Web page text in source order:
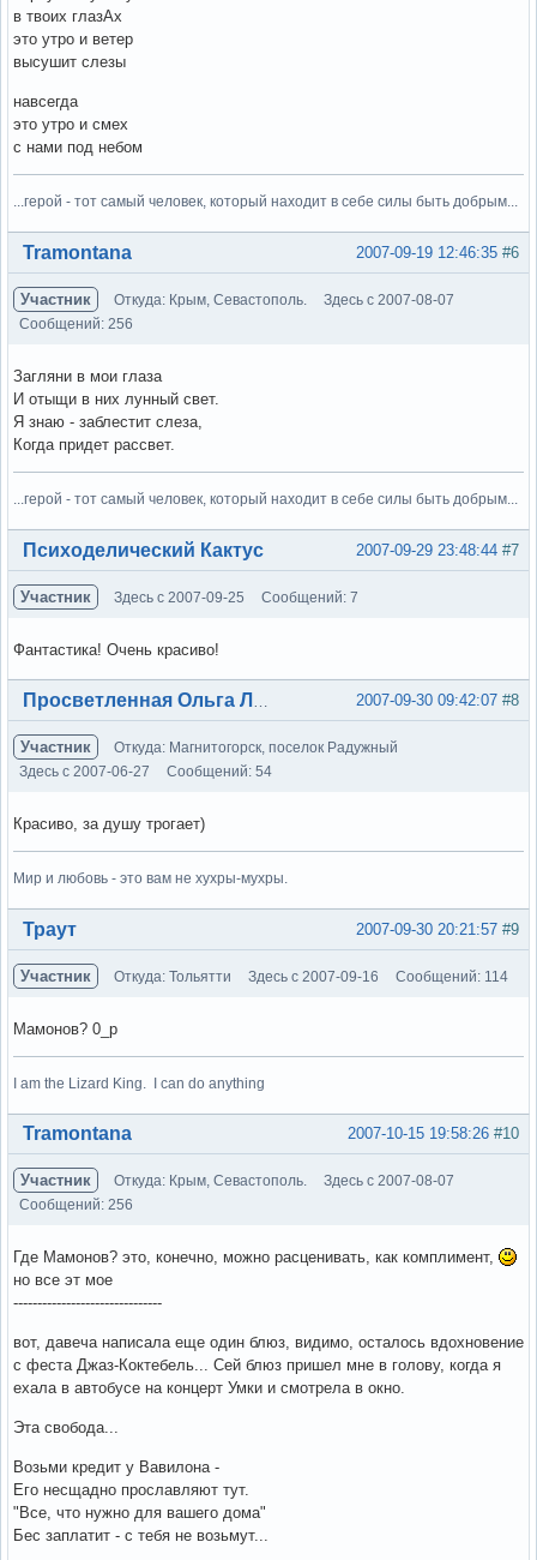
в твоих глазАх
это утро и ветер
высушит слезы
навсегда
это утро и смех
с нами под небом
...герой - тот самый человек, который находит в себе силы быть добрым...
Вне форума #6
2007-09-19 12:46:35
Tramontana
Участник Откуда: Крым, Севастополь.
Здесь с 2007-08-07
Сообщений: 256
Загляни в мои глаза
И отыщи в них лунный свет.
Я знаю - заблестит слеза,
Когда придет рассвет.
...герой - тот самый человек, который находит в себе силы быть добрым...
Вне форума #7
2007-09-29 23:48:44
Психоделический Кактус
Участник Здесь с 2007-09-25 Сообщений: 7
Фантастика! Очень красиво!
Вне форума #8
2007-09-30 09:42:07
Участник
Откуда: Магнитогорск, поселок Радужный
Здесь с 2007-06-27
Сообщений: 54
Красиво, за душу трогает)
Мир и любовь - это вам не хухры-мухры.
Вне форума #9
2007-09-30 20:21:57
Траут
Участник Откуда: Тольятти Здесь с 2007-09-16 Сообщений: 114
Мамонов? 0_р
I am the Lizard King. I can do anything
Вне форума #10
2007-10-15 19:58:26
Tramontana
Участник Откуда: Крым, Севастополь.
Здесь с 2007-08-07
Сообщений: 256
Где Мамонов? это, конечно, можно расценивать, как комплимент,
но все эт мое
-------------------------------
вот, давеча написала еще один блюз, видимо, осталось вдохновение
с феста Джаз-Коктебель... Сей блюз пришел мне в голову, когда я
ехала в автобусе на концерт Умки и смотрела в окно.
Эта свобода...
Возьми кредит у Вавилона -
Его несщадно прославляют тут.
"Все, что нужно для вашего дома"
Бес заплатит - с тебя не возьмут...